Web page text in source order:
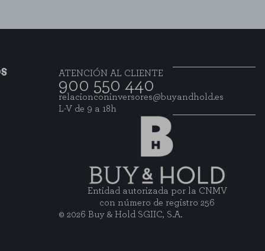
ATENCIÓN AL CLIENTE
900 550 440
relacionconinversores@buyandhold.es
L-V de 9 a 18h
Entidad autorizada por la CNMV
con número de registro 256
© 2026 Buy & Hold SGIIC, S.A.